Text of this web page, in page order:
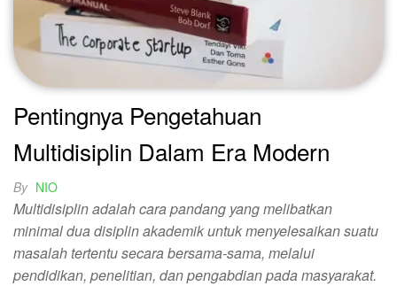
Pentingnya Pengetahuan
Multidisiplin Dalam Era Modern
By NIO
Multidisiplin adalah cara pandang yang melibatkan
minimal dua disiplin akademik untuk menyelesaikan suatu
masalah tertentu secara bersama-sama, melalui
pendidikan, penelitian, dan pengabdian pada masyarakat.